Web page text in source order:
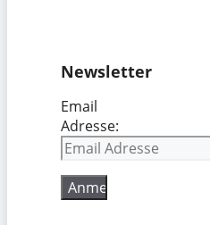
Newsletter
Email
Adresse: